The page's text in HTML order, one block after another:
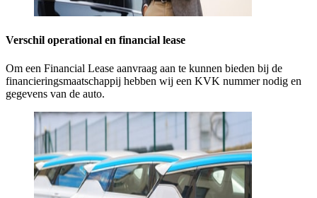
Verschil operational en financial lease
Om een Financial Lease aanvraag aan te kunnen bieden bij de
financieringsmaatschappij hebben wij een KVK nummer nodig en
gegevens van de auto.